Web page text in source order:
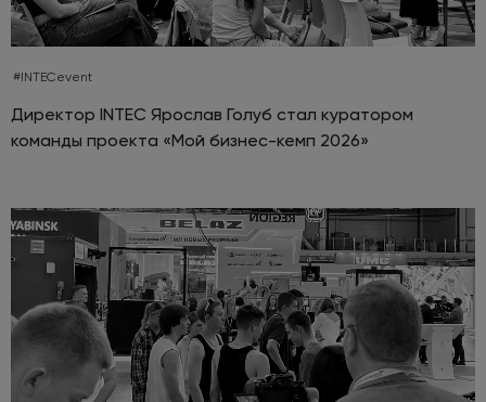
#INTECevent
Директор INTEC Ярослав Голуб стал куратором
команды проекта «Мой бизнес-кемп 2026»